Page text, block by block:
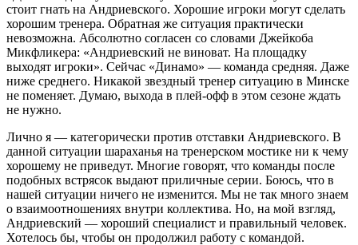
стоит гнать на Андриевского. Хорошие игроки могут сделать
хорошим тренера. Обратная же ситуация практически
невозможна. Абсолютно согласен со словами Джейкоба
Микфликера: «Андриевский не виноват. На площадку
выходят игроки». Сейчас «Динамо» — команда средняя. Даже
ниже среднего. Никакой звездный тренер ситуацию в Минске
не поменяет. Думаю, выхода в плей-офф в этом сезоне ждать
не нужно.
Лично я — категорически против отставки Андриевского. В
данной ситуации шараханья на тренерском мостике ни к чему
хорошему не приведут. Многие говорят, что команды после
подобных встрясок выдают приличные серии. Боюсь, что в
нашей ситуации ничего не изменится. Мы не так много знаем
о взаимоотношениях внутри коллектива. Но, на мой взгляд,
Андриевский — хороший специалист и правильный человек.
Хотелось бы, чтобы он продолжил работу с командой.